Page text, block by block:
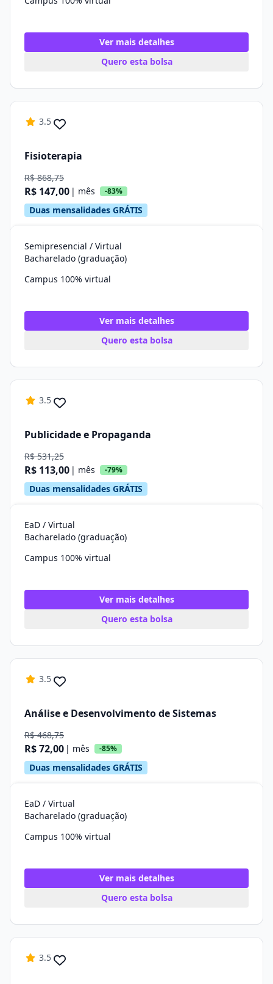
Ver mais detalhes
Quero esta bolsa
3.5
Fisioterapia
R$ 868,75
R$ 147,00 | mês -83%
Duas mensalidades GRÁTIS
Semipresencial / Virtual
Bacharelado (graduação)
Campus 100% virtual
Ver mais detalhes
Quero esta bolsa
3.5
Publicidade e Propaganda
R$ 531,25
R$ 113,00 | mês -79%
Duas mensalidades GRÁTIS
EaD / Virtual
Bacharelado (graduação)
Campus 100% virtual
Ver mais detalhes
Quero esta bolsa
3.5
Análise e Desenvolvimento de Sistemas
R$ 468,75
R$ 72,00 | mês -85%
Duas mensalidades GRÁTIS
EaD / Virtual
Bacharelado (graduação)
Campus 100% virtual
Ver mais detalhes
Quero esta bolsa
3.5